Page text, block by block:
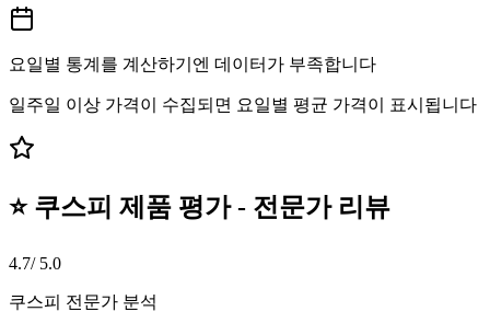
요일별 통계를 계산하기엔 데이터가 부족합니다
일주일 이상 가격이 수집되면 요일별 평균 가격이 표시됩니다
⭐ 쿠스피 제품 평가 - 전문가 리뷰
4.7/ 5.0
쿠스피 전문가 분석